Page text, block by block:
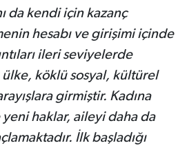
da kendi için kazanç
hesabı ve girişimi içinde
ileri seviyelerde
ülke, köklü sosyal, kültürel
girmiştir. Kadına
yeni haklar, aileyi daha da
İlk başladığı